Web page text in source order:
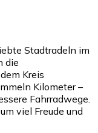
Stadtradeln im
die
Kreis
Kilometer –
Fahrradwege.
viel Freude und